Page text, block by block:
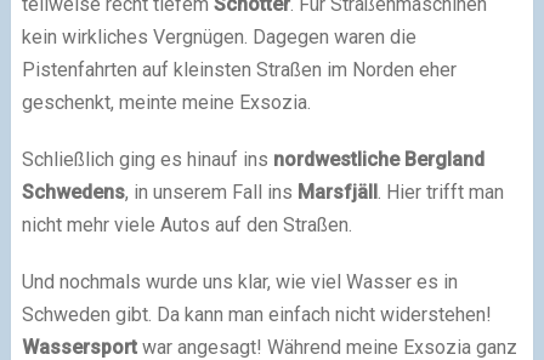
kein wirkliches Vergnügen. Dagegen waren die
Pistenfahrten auf kleinsten Straßen im Norden eher
geschenkt, meinte meine Exsozia.
Schließlich ging es hinauf ins nordwestliche Bergland
Schwedens, in unserem Fall ins Marsfjäll. Hier trifft man
nicht mehr viele Autos auf den Straßen.
Und nochmals wurde uns klar, wie viel Wasser es in
Schweden gibt. Da kann man einfach nicht widerstehen!
Wassersportwar angesagt! Während meine Exsozia ganz